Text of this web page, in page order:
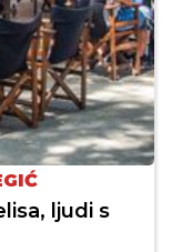
ljudi s